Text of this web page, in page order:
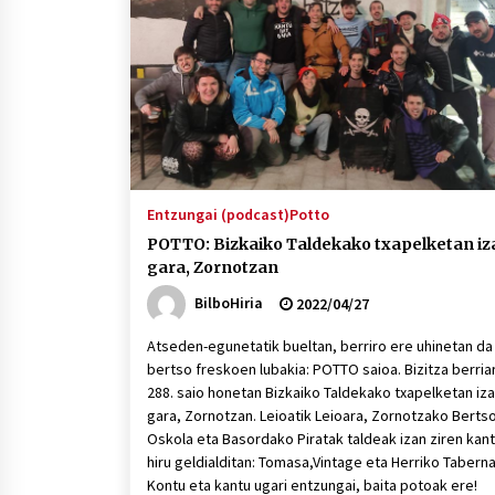
protagonista
2026/07/16
POTTO: San Pedro jaietako bertso-
saioa
2026/07/09
Auritz Iñurrietaren margoak
ikusgai Uribitarte40 aretoan
Entzungai (podcast)Potto
POTTO: Bizkaiko Taldekako txapelketan
gara, Zornotzan
BilboHiria
2022/04/27
Atseden-egunetatik bueltan, berriro ere uhinetan da
bertso freskoen lubakia: POTTO saioa. Bizitza
288. saio honetan Bizkaiko Taldekako txapelketan
gara, Zornotzan. Leioatik Leioara, Zornotzako Bertso
Oskola eta Basordako Piratak taldeak izan ziren
hiru geldialditan: Tomasa,Vintage eta Herriko
Kontu eta kantu ugari entzungai, baita potoak ere!